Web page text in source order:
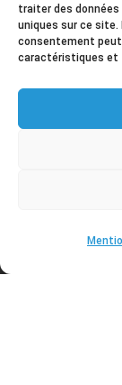
traiter des
uniques sur ce
consentement
caractéristiques et
Contact